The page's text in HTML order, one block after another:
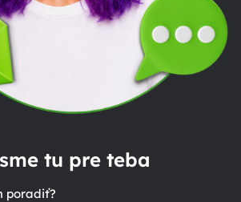
tu pre teba
poradiť?